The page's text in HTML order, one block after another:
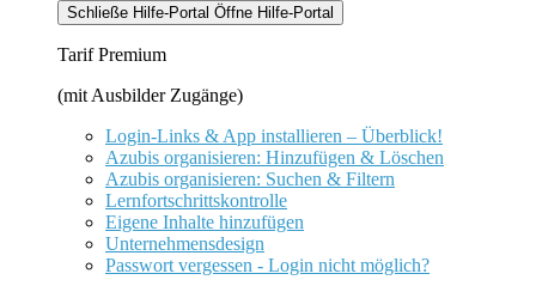
Schließe Hilfe-Portal Öffne Hilfe-Portal
Tarif Premium
(mit Ausbilder Zugänge)
Login-Links & App installieren – Überblick!
Azubis organisieren: Hinzufügen & Löschen
Azubis organisieren: Suchen & Filtern
Lernfortschrittskontrolle
Eigene Inhalte hinzufügen
Unternehmensdesign
Passwort vergessen - Login nicht möglich?